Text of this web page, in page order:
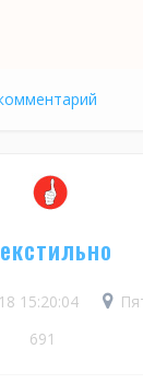
15:20:04
691